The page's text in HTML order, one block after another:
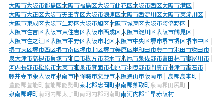
大阪市大阪市都島区大阪市福島区大阪市此花区大阪市西区大阪市港区
大阪市大正区大阪市天王寺区大阪市浪速区大阪市西淀川区大阪市東淀川区
大阪市東成区大阪市生野区大阪市旭区大阪市城東区大阪市阿倍野区
大阪市住吉区大阪市東住吉区大阪市西成区大阪市淀川区大阪市鶴見区
大阪市住之江区大阪市平野区大阪市北区大阪市中央区堺市堺市堺区堺市中区
堺市東区堺市西区堺市南区堺市北区堺市美原区岸和田市豊中市池田市吹田市
泉大津市高槻市貝塚市守口市枚方市茨木市八尾市泉佐野市富田林市寝屋川市
河内長野市松原市大東市和泉市箕面市柏原市羽曳野市門真市摂津市高石市
藤井寺市東大阪市泉南市四條畷市交野市大阪狭山市阪南市三島郡島本町
豊能郡豊能町豊能郡能勢町泉北郡忠岡町泉南郡熊取町泉南郡田尻町
泉南郡岬町南河内郡太子町南河内郡河南町南河内郡千早赤阪村